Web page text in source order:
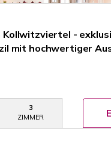
Kollwitzviertel -
mit hochwertiger
3
ZIMMER